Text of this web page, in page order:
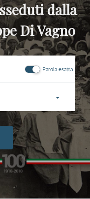
dalla
Di Vagno
Parola esatta